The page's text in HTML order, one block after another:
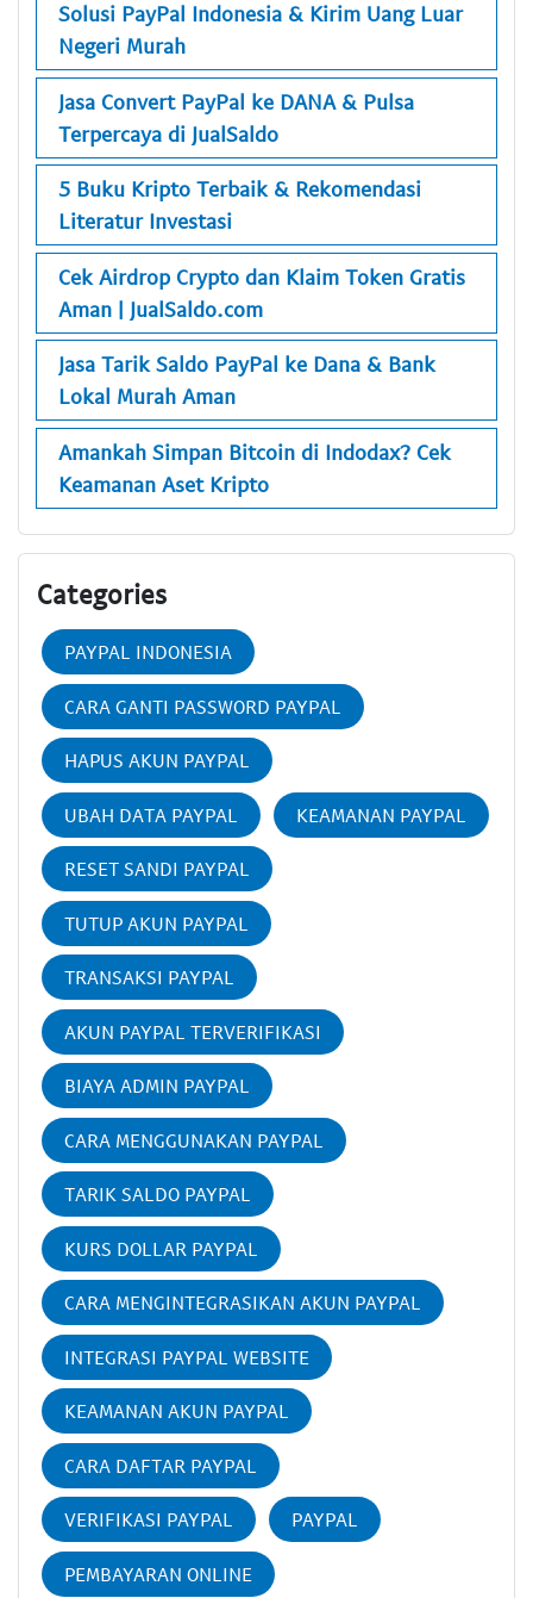
Solusi PayPal Indonesia & Kirim Uang Luar
Negeri Murah
Jasa Convert PayPal ke DANA & Pulsa
Terpercaya di JualSaldo
5 Buku Kripto Terbaik & Rekomendasi
Literatur Investasi
Cek Airdrop Crypto dan Klaim Token Gratis
Aman | JualSaldo.com
Jasa Tarik Saldo PayPal ke Dana & Bank
Lokal Murah Aman
Amankah Simpan Bitcoin di Indodax? Cek
Keamanan Aset Kripto
Categories
PAYPAL INDONESIA
CARA GANTI PASSWORD PAYPAL
HAPUS AKUN PAYPAL
UBAH DATA PAYPAL KEAMANAN PAYPAL
RESET SANDI PAYPAL
TUTUP AKUN PAYPAL
TRANSAKSI PAYPAL
AKUN PAYPAL TERVERIFIKASI
BIAYA ADMIN PAYPAL
CARA MENGGUNAKAN PAYPAL
TARIK SALDO PAYPAL
KURS DOLLAR PAYPAL
CARA MENGINTEGRASIKAN AKUN PAYPAL
INTEGRASI PAYPAL WEBSITE
KEAMANAN AKUN PAYPAL
CARA DAFTAR PAYPAL
VERIFIKASI PAYPAL PAYPAL
PEMBAYARAN ONLINE